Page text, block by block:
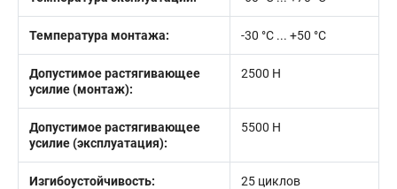
Температура монтажа: -30 °С ... +50 °С
Допустимое растягивающее
усилие (монтаж):
2500 Н
Допустимое растягивающее
усилие (эксплуатация):
5500 Н
Изгибоустойчивость: 25 циклов